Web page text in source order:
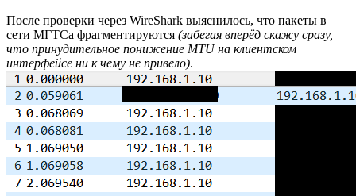
После проверки через WireShark выяснилось, что пакеты в
сети МГТСа фрагментируются (забегая вперёд скажу сразу,
что принудительное понижение MTU на клиентском
интерфейсе ни к чему не привело).